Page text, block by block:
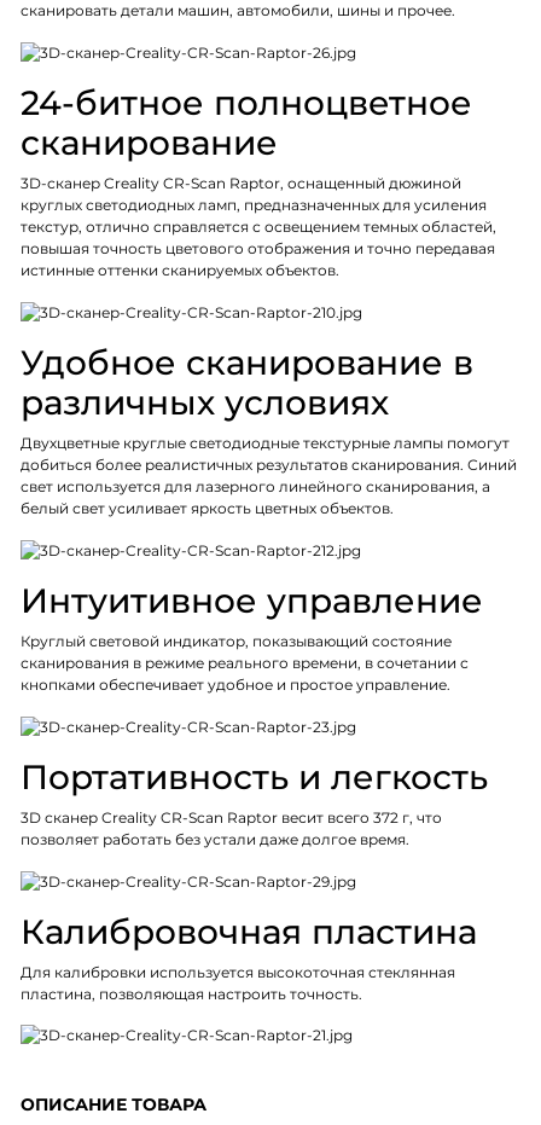
сканировать детали машин, автомобили, шины и прочее.
24-битное полноцветное
сканирование
3D-сканер Creality CR-Scan Raptor, оснащенный дюжиной
круглых светодиодных ламп, предназначенных для усиления
текстур, отлично справляется с освещением темных областей,
повышая точность цветового отображения и точно передавая
истинные оттенки сканируемых объектов.
Удобное сканирование в
различных условиях
Двухцветные круглые светодиодные текстурные лампы помогут
добиться более реалистичных результатов сканирования. Синий
свет используется для лазерного линейного сканирования, а
белый свет усиливает яркость цветных объектов.
Интуитивное управление
Круглый световой индикатор, показывающий состояние
сканирования в режиме реального времени, в сочетании с
кнопками обеспечивает удобное и простое управление.
Портативность и легкость
3D сканер Creality CR-Scan Raptor весит всего 372 г, что
позволяет работать без устали даже долгое время.
Калибровочная пластина
Для калибровки используется высокоточная стеклянная
пластина, позволяющая настроить точность.
ОПИСАНИЕ ТОВАРА